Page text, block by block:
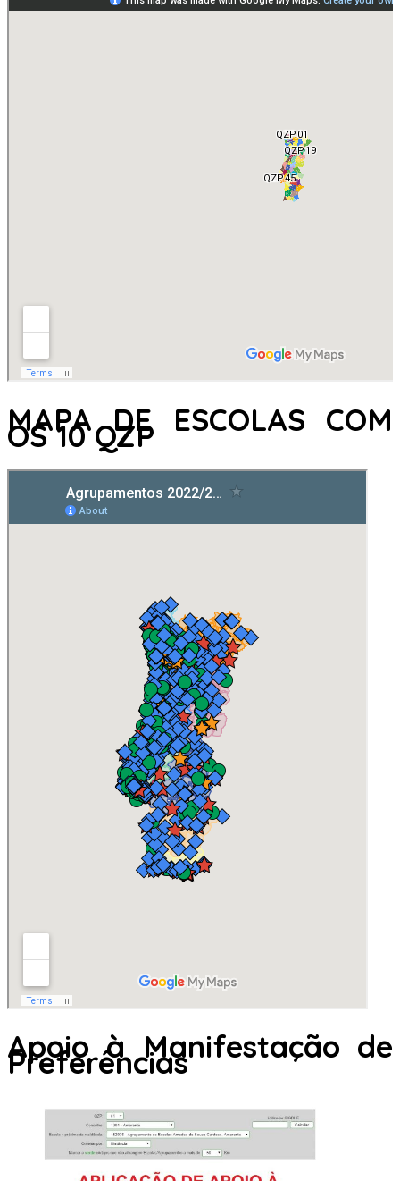
MAPA DE ESCOLAS COM
OS 10 QZP
Apoio à Manifestação de
Preferências